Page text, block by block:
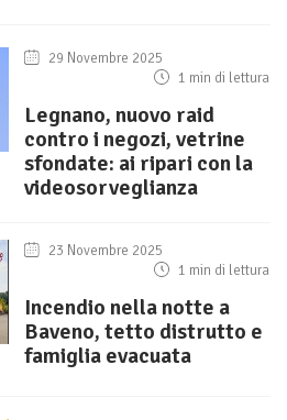
29 Novembre 2025
1 min di lettura
Legnano, nuovo raid
contro i negozi, vetrine
sfondate: ai ripari con la
videosorveglianza
23 Novembre 2025
1 min di lettura
Incendio nella notte a
Baveno, tetto distrutto e
famiglia evacuata